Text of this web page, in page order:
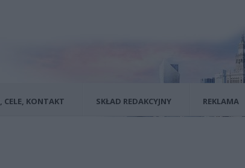
CELE, KONTAKT SKŁAD REDAKCYJNY REKLAMA